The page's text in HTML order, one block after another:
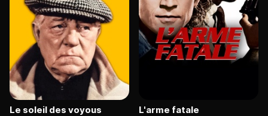
Le soleil des voyous L'arme fatale